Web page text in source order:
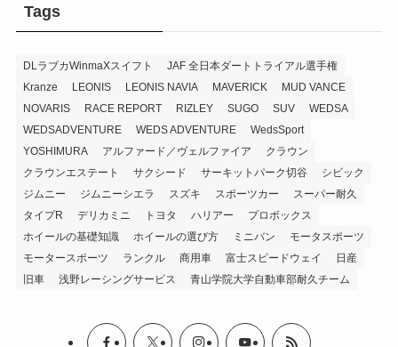
Tags
DLラブカWinmaXスイフト
JAF 全日本ダートトライアル選手権
Kranze
LEONIS LEONIS NAVIA MAVERICK
MUD VANCE
NOVARIS
RACE REPORT RIZLEY SUGO SUV
WEDSA
WEDSADVENTURE
WEDS ADVENTURE
WedsSport
YOSHIMURA
アルファード／ヴェルファイア
クラウン
クラウンエステート
サクシード サーキットパーク切谷
シビック
ジムニー
ジムニーシエラ スズキ スポーツカー
スーパー耐久
タイプR
デリカミニ トヨタ ハリアー
プロボックス
ホイールの基礎知識
ホイールの選び方 ミニバン
モータスポーツ
モータースポーツ
ランクル 商用車 富士スピードウェイ
日産
旧車
浅野レーシングサービス 青山学院大学自動車部耐久チーム